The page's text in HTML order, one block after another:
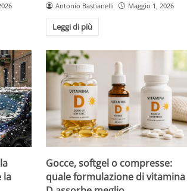
Antonio Bastianelli Maggio 1, 2026
Leggi di più
la
Gocce, softgel o compresse:
quale formulazione di vitamina